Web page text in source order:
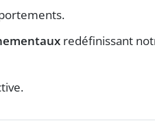
redéfinissant